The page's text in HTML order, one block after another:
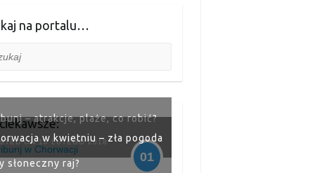
na portalu…
– atrakcje, plaże, co robić?
ON 18 LUTEGO 2018
01
w kwietniu – zła pogoda
słoneczny raj?